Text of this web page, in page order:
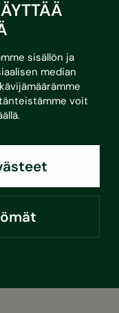
sisällön ja
median
voit
.
hinnoitellaan